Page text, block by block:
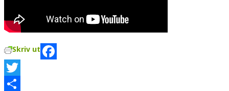
Skriv ut
Facebook
Twitter